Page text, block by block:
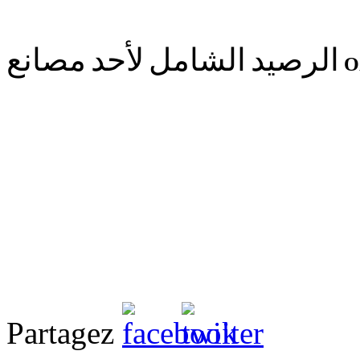
الرصيد الشامل لأحد مصانع
Partagez